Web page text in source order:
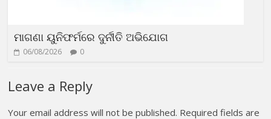
ମାଗଣା ୟୁନିଫର୍ମରେ ଦୁର୍ନୀତି ଅଭିଯୋଗ
06/08/2026 0
Leave a Reply
Your email address will not be published. Required fields are